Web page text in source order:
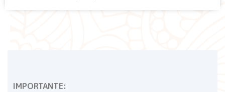
IMPORTANTE: